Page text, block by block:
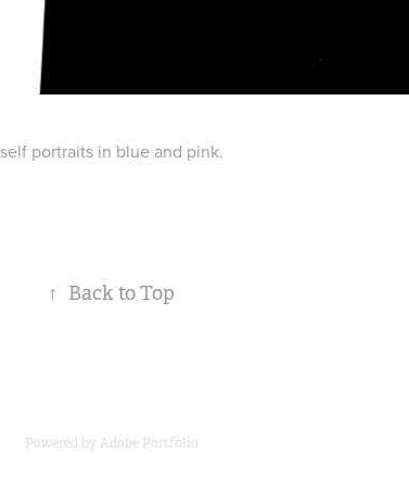
self portraits in blue and pink.
↑ Back to Top
Powered byAdobe Portfolio